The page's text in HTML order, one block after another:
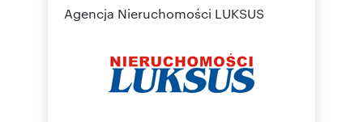
Agencja Nieruchomości LUKSUS